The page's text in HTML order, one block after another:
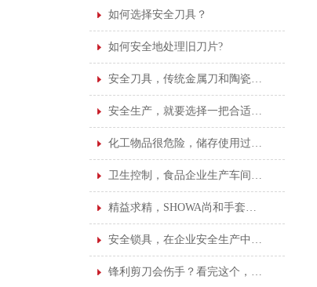
如何选择安全刀具？
如何安全地处理旧刀片?
安全刀具，传统金属刀和陶瓷刀该如何抉择！
安全生产，就要选择一把合适的安全刀具
化工物品很危险，储存使用过程很重要！
卫生控制，食品企业生产车间的基本卫生标准！
精益求精，SHOWA尚和手套给您更好的操作保护
安全锁具，在企业安全生产中占着不可或缺的地位
锋利剪刀会伤手？看完这个，你就不会这样想了